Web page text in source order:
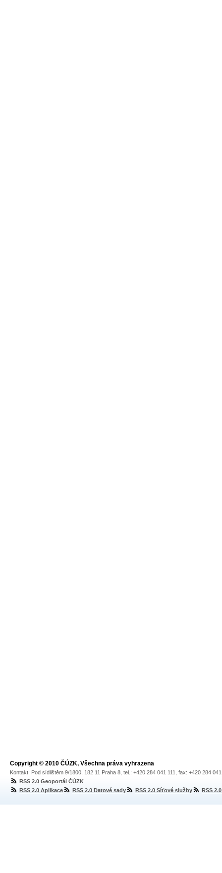
Copyright © 2010 ČÚZK, Všechna práva vyhrazena
Kontakt: Pod sídlištěm 9/1800, 182 11 Praha 8, tel.: +420 284 041 111, fax: +420 284
RSS 2.0 Geoportál ČÚZK
RSS 2.0 Aplikace
RSS 2.0 Datové sady RSS 2.0 Síťové služby RSS